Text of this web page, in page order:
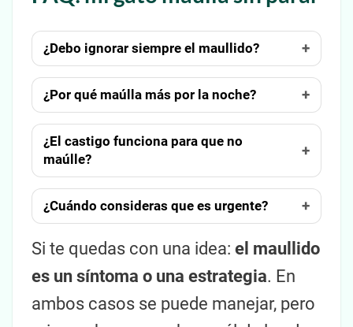
¿Debo ignorar siempre el maullido?
¿Por qué maúlla más por la noche?
¿El castigo funciona para que no
maúlle?
¿Cuándo consideras que es urgente?
Si te quedas con una idea: el maullido
es un síntoma o una estrategia. En
ambos casos se puede manejar, pero